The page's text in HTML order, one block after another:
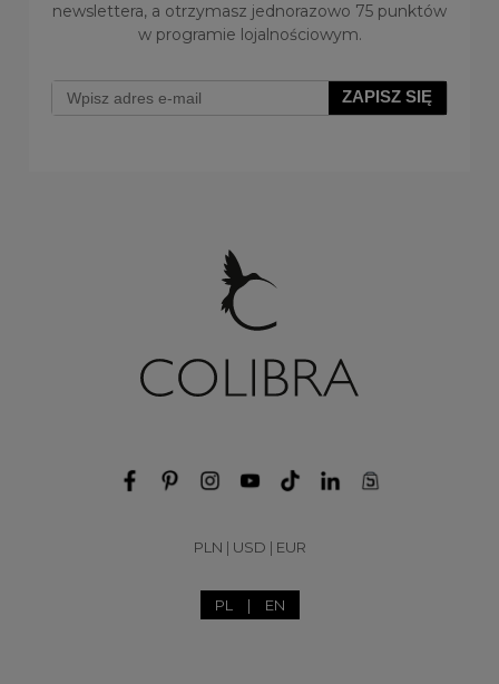
newslettera, a otrzymasz jednorazowo 75 punktów
w programie lojalnościowym.
ZAPISZ SIĘ
PLN | USD | EUR
PL | EN